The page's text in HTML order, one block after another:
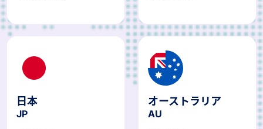
日本
JP
オーストラリア
AU